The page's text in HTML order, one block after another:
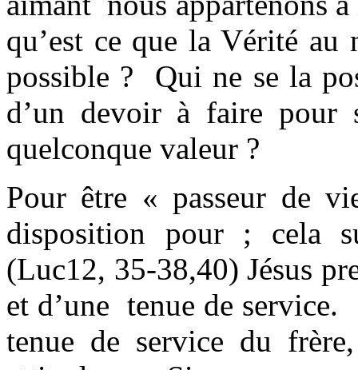
qu’est ce que la Vérité
possible ? Qui ne se la
d’un devoir à faire pour
quelconque valeur ?
Pour être « passeur de
disposition pour ; cela
(Luc12, 35-38,40) Jésus
et d’une tenue de
tenue de service du